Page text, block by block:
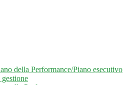
della Performance/Piano esecutivo
gestione